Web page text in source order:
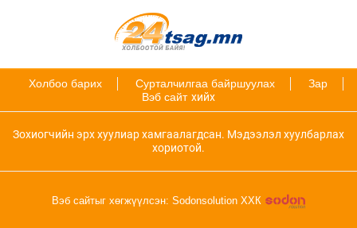
Холбоо барих Сурталчилгаа байршуулах
Зар
Вэб сайт хийх
Зохиогчийн эрх хуулиар хамгаалагдсан. Мэдээлэл хуулбарлах
хориотой.
Вэб сайтыг хөгжүүлсэн: Sodonsolution ХХК